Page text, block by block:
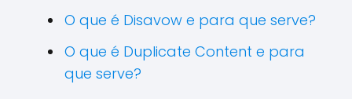
O que é Disavow e para que serve?
O que é Duplicate Content e para
que serve?